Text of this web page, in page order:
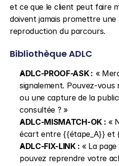
et ce que le client peut faire
doivent jamais promettre une
reproduction du parcours.
Bibliothèque ADLC
ADLC-PROOF-ASK : «
signalement. Pouvez-
ou une capture de la
consultée ? »
ADLC-MISMATCH-OK : «
écart entre {{étape_A}} et
ADLC-FIX-LINK : « La
pouvez reprendre votre